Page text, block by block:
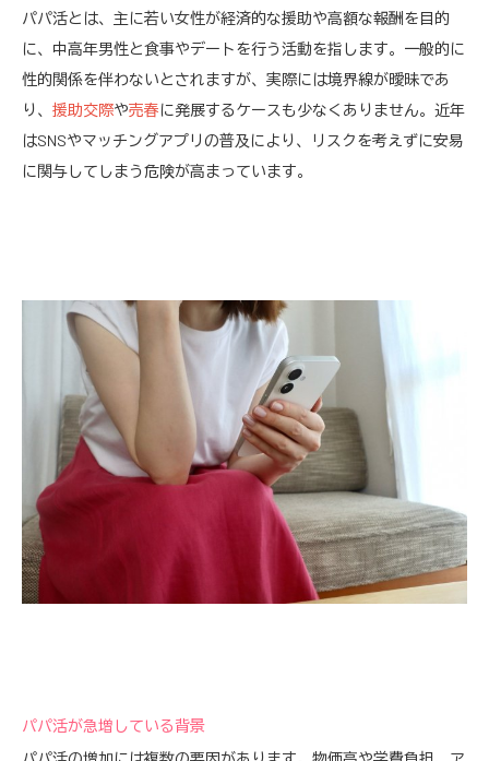
パパ活とは、主に若い女性が経済的な援助や高額な報酬を目的
に、中高年男性と食事やデートを行う活動を指します。一般的に
性的関係を伴わないとされますが、実際には境界線が曖昧であ
り、 援助交際や売春に発展するケースも少なくありません。近年
はSNSやマッチングアプリの普及により、リスクを考えずに安易
に関与してしまう危険が高まっています。
パパ活が急増している背景